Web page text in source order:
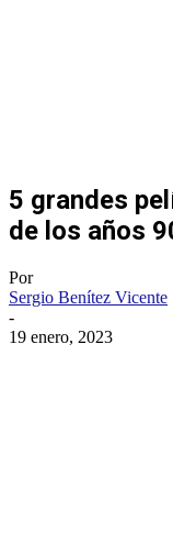
5 grandes
de los años
Por
Sergio Benítez Vicente
-
19 enero, 2023